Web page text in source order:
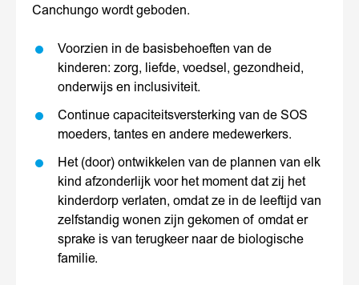
Canchungo wordt geboden.
Voorzien in de basisbehoeften van de
kinderen: zorg, liefde, voedsel, gezondheid,
onderwijs en inclusiviteit.
Continue capaciteitsversterking van de SOS
moeders, tantes en andere medewerkers.
Het (door) ontwikkelen van de plannen van elk
kind afzonderlijk voor het moment dat zij het
kinderdorp verlaten, omdat ze in de leeftijd van
zelfstandig wonen zijn gekomen of omdat er
sprake is van terugkeer naar de biologische
familie.